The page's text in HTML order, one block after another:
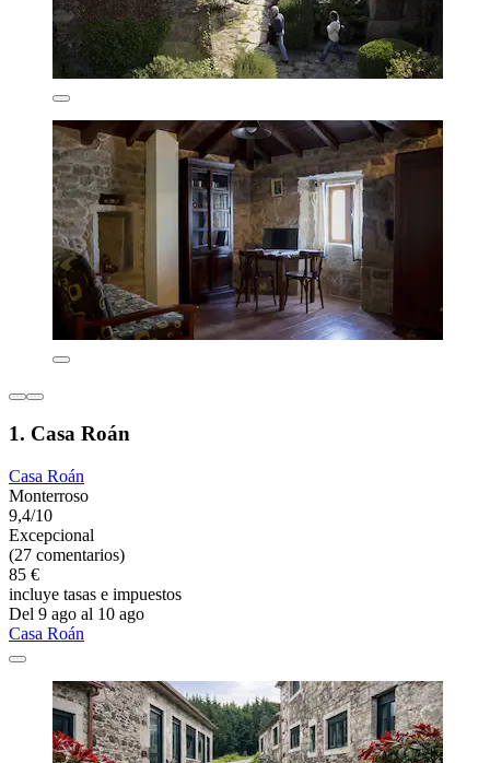
1. Casa Roán
Casa Roán
Monterroso
9,4/10
Excepcional
(27 comentarios)
85 €
incluye tasas e impuestos
Del 9 ago al 10 ago
Casa Roán